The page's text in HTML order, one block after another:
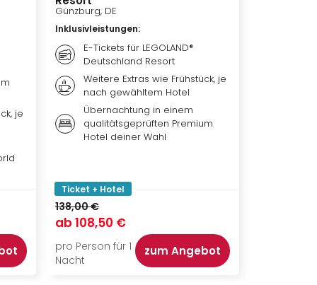
je
Günzburg, DE
Inklusivleistungen:
E-Tickets für LEGOLAND®
Deutschland Resort
Weitere Extras wie Frühstück, je
nach gewähltem Hotel
Übernachtung in einem
qualitätsgeprüften Premium
Hotel deiner Wahl
Ticket + Hotel
138,00 €
ab 108,50 €
pro Person für 1
Nacht
zum Angebot